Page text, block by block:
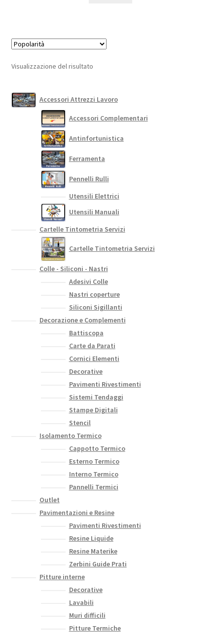
pagina
Visualizzazione del risultato
Accessori Attrezzi Lavoro
Accessori Complementari
Antinfortunistica
Ferramenta
Pennelli Rulli
Utensili Elettrici
Utensili Manuali
Cartelle Tintometria Servizi
Cartelle Tintometria Servizi
Colle - Siliconi - Nastri
Adesivi Colle
Nastri coperture
Siliconi Sigillanti
Decorazione e Complementi
Battiscopa
Carte da Parati
Cornici Elementi
Decorative
Pavimenti Rivestimenti
Sistemi Tendaggi
Stampe Digitali
Stencil
Isolamento Termico
Cappotto Termico
Esterno Termico
Interno Termico
Pannelli Termici
Outlet
Pavimentazioni e Resine
Pavimenti Rivestimenti
Resine Liquide
Resine Materike
Zerbini Guide Prati
Pitture interne
Decorative
Lavabili
Muri difficili
Pitture Termiche